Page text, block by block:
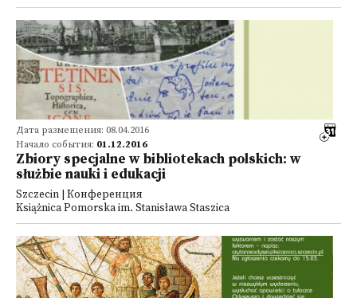
Дата размещения: 08.04.2016
Начало события: 01.12.2016
Zbiory specjalne w bibliotekach polskich: w
służbie nauki i edukacji
Szczecin | Конференция
Książnica Pomorska im. Stanisława Staszica